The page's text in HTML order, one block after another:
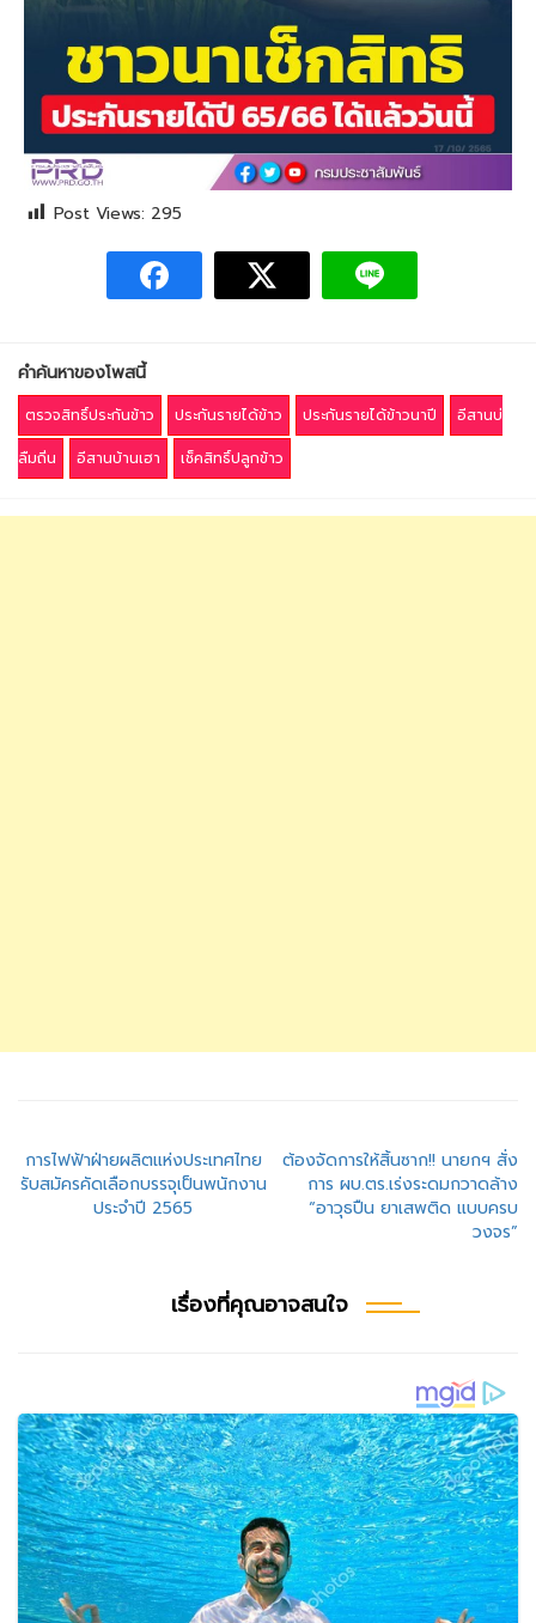
Post Views: 295
คำค้นหาของโพสนี้
ตรวจสิทธิ์ประกันข้าว ประกันรายได้ข้าว ประกันรายได้ข้าวนาปี
อีสานบ่
ลืมถิ่น
อีสานบ้านเฮา เช็คสิทธิ์ปลูกข้าว
แนะแนว
เรื่อง
การไฟฟ้าฝ่ายผลิตแห่งประเทศไทย
รับสมัครคัดเลือกบรรจุเป็นพนักงาน
ประจำปี 2565
ต้องจัดการให้สิ้นซาก!! นายกฯ สั่ง
การ ผบ.ตร.เร่งระดมกวาดล้าง
“อาวุธปืน ยาเสพติด แบบครบ
วงจร”
เรื่องที่คุณอาจสนใจ